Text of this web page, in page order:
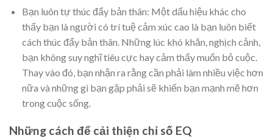
Bạn luôn tự thúc đẩy bản thân: Một dấu hiệu khác cho
thấy bạn là người có trí tuệ cảm xúc cao là bạn luôn biết
cách thúc đẩy bản thân. Những lúc khó khăn, nghịch cảnh,
bạn không suy nghĩ tiêu cực hay cảm thấy muốn bỏ cuộc.
Thay vào đó, bạn nhận ra rằng cần phải làm nhiều việc hơn
nữa và những gì bạn gặp phải sẽ khiến bạn mạnh mẽ hơn
trong cuộc sống.
Những cách để cải thiện chỉ số EQ